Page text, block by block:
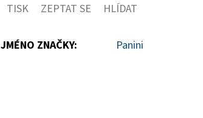
TISK ZEPTAT SE HLÍDAT
JMÉNO ZNAČKY: Panini